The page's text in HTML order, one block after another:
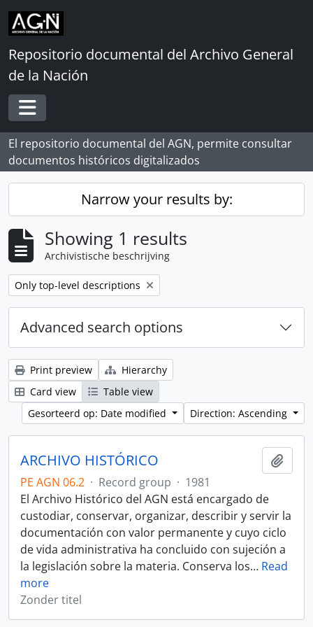
Skip to main content
Repositorio documental del Archivo General
de la Nación
Toggle navigation
El repositorio documental del AGN, permite consultar
documentos históricos digitalizados
Narrow your results by:
Showing 1 results
Archivistische beschrijving
Remove filter:
Only top-level descriptions
Advanced search options
Print preview
Hierarchy
Card view
Table view
Gesorteerd op: Date modified
Direction: Ascending
ARCHIVO HISTÓRICO
PE AGN 06.2 · Record group · 1981
El Archivo Histórico del AGN está encargado de
custodiar, conservar, organizar, describir y servir la
documentación con valor permanente y cuyo ciclo
de vida administrativa ha concluido con sujeción a
la legislación sobre la materia. Conserva los… Read
more
Zonder titel